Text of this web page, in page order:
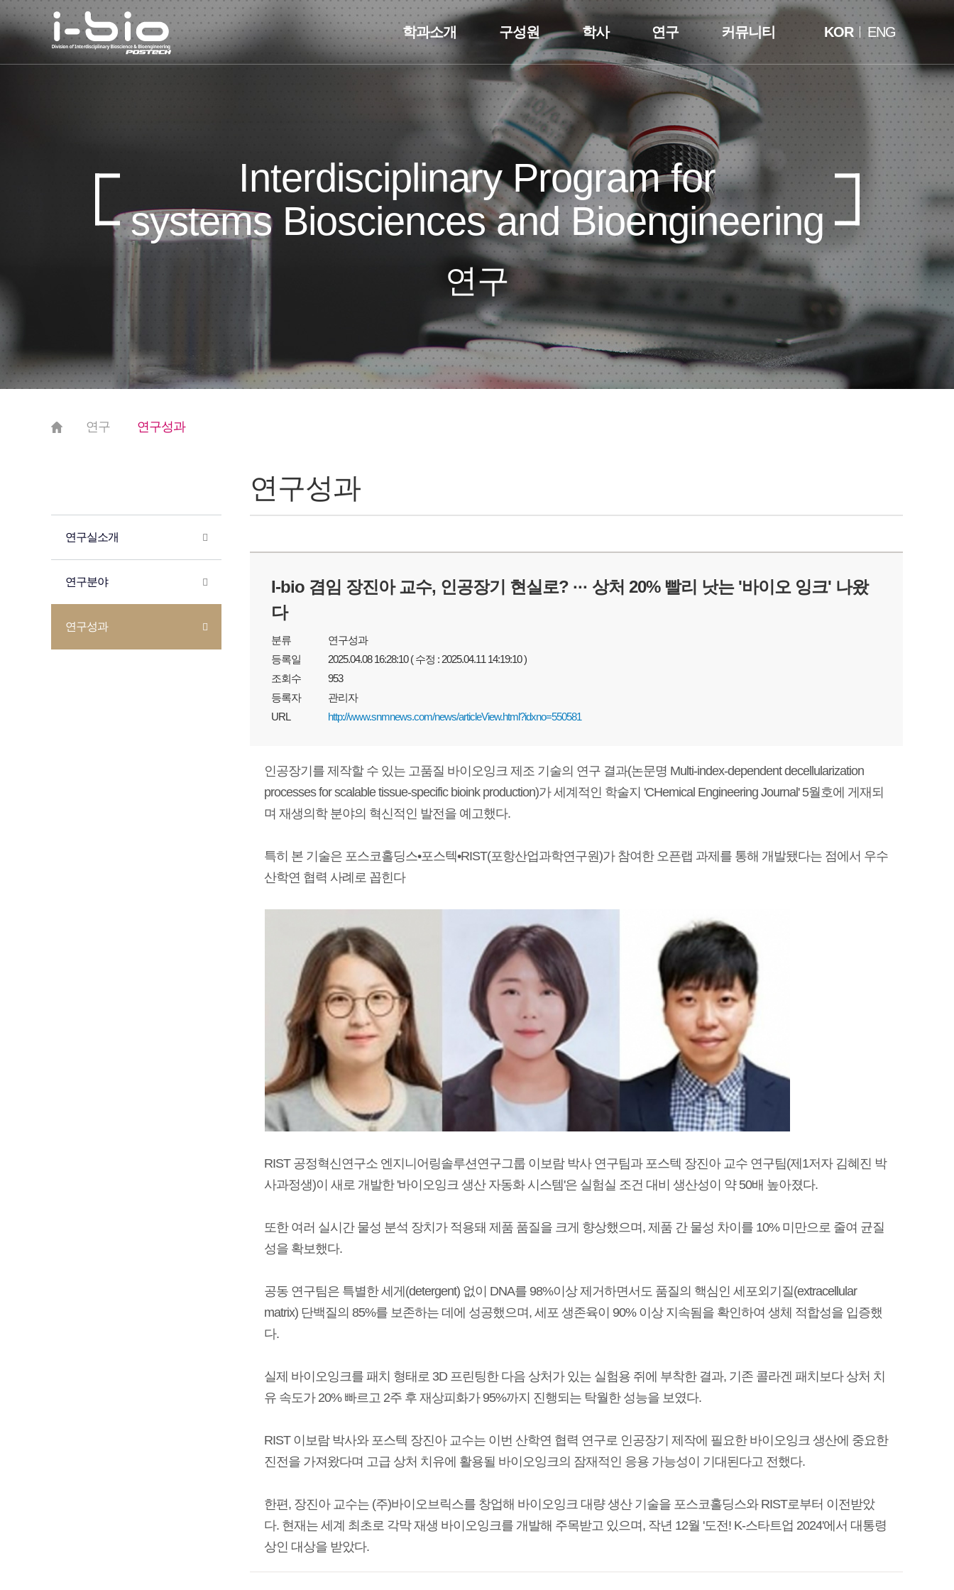
KOR ENG
학과소개 구성원 학사 연구 커뮤니티
Interdisciplinary Program for
systems Biosciences and Bioengineering
연구
연구 연구성과
연구실소개
연구분야
연구성과
연구성과
I-bio 겸임 장진아 교수, 인공장기 현실로? ··· 상처 20% 빨리 낫는 '바이오 잉크' 나왔
다
분류
연구성과
등록일
2025.04.08 16:28:10 ( 수정 : 2025.04.11 14:19:10 )
조회수
953
등록자
관리자
URL
http://www.snmnews.com/news/articleView.html?idxno=550581
인공장기를 제작할 수 있는 고품질 바이오잉크 제조 기술의 연구 결과(논문명 Multi-index-dependent decellularization
processes for scalable tissue-specific bioink production)가 세계적인 학술지 'CHemical Engineering Journal' 5월호에 게재되
며 재생의학 분야의 혁신적인 발전을 예고했다.
특히 본 기술은 포스코홀딩스•​포스텍•RIST(포항산업과학연구원)가 참여한 오픈랩 과제를 통해 개발됐다는 점에서 우수
산학연 협력 사례로 꼽힌다
RIST 공정혁신연구소 엔지니어링솔루션연구그룹 이보람 박사 연구팀과 포스텍 장진아 교수 연구팀(제1저자 김혜진 박
사과정생)이 새로 개발한 '바이오잉크 생산 자동화 시스템'은 실험실 조건 대비 생산성이 약 50배 높아졌다. ​
또한 여러 실시간 물성 분석 장치가 적용돼 제품 품질을 크게 향상했으며, 제품 간 물성 차이를 10% 미만으로 줄여 균질
성을 확보했다.
공동 연구팀은 특별한 세게(detergent) 없이 DNA를 98%이상 제거하면서도 품질의 핵심인 세포외기질(extracellular
matrix) 단백질의 85%를 보존하는 데에 성공했으며, 세포 생존육이 90% 이상 지속됨을 확인하여 생체 적합성을 입증했
다.
실제 바이오잉크를 패치 형태로 3D 프린팅한 다음 상처가 있는 실험용 쥐에 부착한 결과, 기존 콜라겐 패치보다 상처 치
유 속도가 20% 빠르고 2주 후 재상피화가 95%까지 진행되는 탁월한 성능을 보였다.
RIST 이보람 박사와 포스텍 장진아 교수는 이번 산학연 협력 연구로 인공장기 제작에 필요한 바이오잉크 생산에 중요한
진전을 가져왔다며 고급 상처 치유에 활용될 바이오잉크의 잠재적인 응용 가능성이 기대된다고 전했다.
한편, 장진아 교수는 (주)바이오브릭스를 창업해 바이오잉크 대량 생산 기술을 포스코홀딩스와 RIST로부터 이전받았
다. 현재는 세계 최초로 각막 재생 바이오잉크를 개발해 주목받고 있으며, 작년 12월 '도전! K-스타트업 2024'에서 대통령
상인 대상을 받았다.